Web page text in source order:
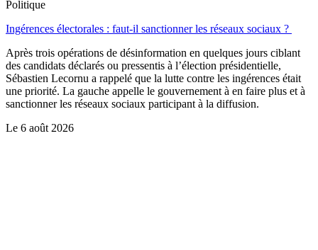
Politique
Ingérences électorales : faut-il sanctionner les réseaux sociaux ?
Après trois opérations de désinformation en quelques jours ciblant
des candidats déclarés ou pressentis à l’élection présidentielle,
Sébastien Lecornu a rappelé que la lutte contre les ingérences était
une priorité. La gauche appelle le gouvernement à en faire plus et à
sanctionner les réseaux sociaux participant à la diffusion.
Le 6 août 2026